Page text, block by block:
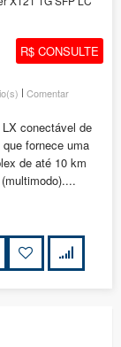
R$ CONSULTE
| Comentar
conectável de
fornece uma
de até 10 km